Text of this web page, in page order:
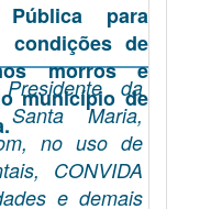
Pública para
condições de
morros e
município de
da
Maria,
no uso de
CONVIDA
e demais